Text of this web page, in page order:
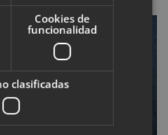
Cookies de
funcionalidad
clasificadas